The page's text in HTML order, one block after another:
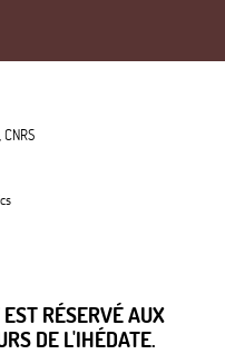
RÉSERVÉ AUX
DE L'IHÉDATE.